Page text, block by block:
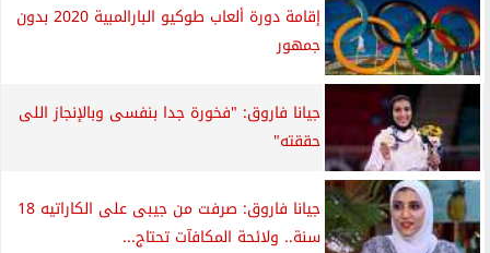
إقامة دورة ألعاب طوكيو البارالمبية 2020 بدون
جمهور
جيانا فاروق: "فخورة جدا بنفسى وبالإنجاز اللى
حققته"
جيانا فاروق: صرفت من جيبى على الكاراتيه 18
سنة.. ولائحة المكافآت تحتاج...